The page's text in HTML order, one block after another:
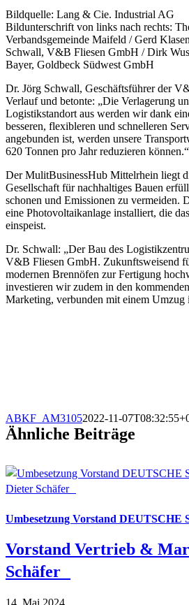
Bildquelle: Lang & Cie. Industrial AG
Bildunterschrift von links nach rechts:
Verbandsgemeinde Maifeld / Gerd
Schwall, V&B Fliesen GmbH / Dirk
Bayer, Goldbeck Südwest GmbH
Dr. Jörg Schwall, Geschäftsführer der
Verlauf und betonte: „Die Verlagerung
Logistikstandort aus werden wir dank
besseren, flexibleren und schnelleren
angebunden ist, werden unsere
620 Tonnen pro Jahr reduzieren können.“
Der MulitBusinessHub Mittelrhein liegt
Gesellschaft für nachhaltiges Bauen
schonen und Emissionen zu
eine Photovoltaikanlage installiert, die
einspeist.
Dr. Schwall: „Der Bau des
V&B Fliesen GmbH. Zukunftsweisend
modernen Brennöfen zur Fertigung
investieren wir zudem in den
Marketing, verbunden mit einem Umzug
ABKF_AM31052022-11-
Ähnliche Beiträge
Umbesetzung Vorstand DEUTSCHE
Vorstand Vertrieb &
Schäfer
14. Mai 2024